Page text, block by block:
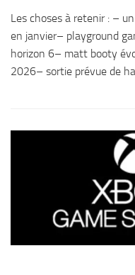
Les choses à retenir : –
en janvier– playground
horizon 6– matt booty
2026– sortie prévue de